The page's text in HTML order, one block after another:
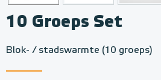
10 Groeps Set
Blok- / stadswarmte (10 groeps)